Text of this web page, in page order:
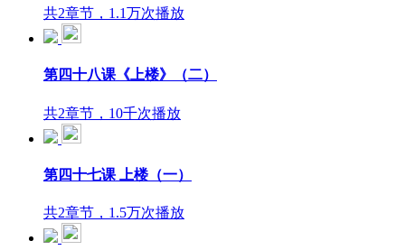
共2章节，1.1万次播放
第四十八课《上楼》（二）
共2章节，10千次播放
第四十七课 上楼（一）
共2章节，1.5万次播放